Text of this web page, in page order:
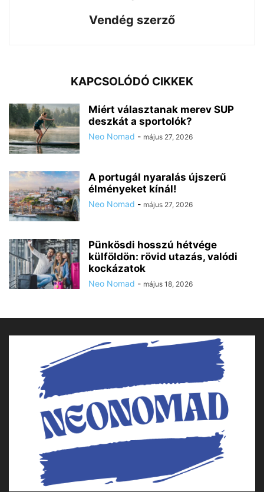
Vendég szerző
KAPCSOLÓDÓ CIKKEK
Miért választanak merev SUP
deszkát a sportolók?
Neo Nomad - május 27, 2026
A portugál nyaralás újszerű
élményeket kínál!
Neo Nomad - május 27, 2026
Pünkösdi hosszú hétvége
külföldön: rövid utazás, valódi
kockázatok
Neo Nomad - május 18, 2026